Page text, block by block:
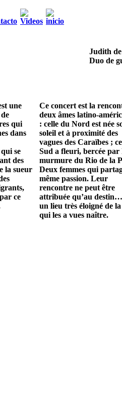
Judith
Duo de
une
qui
dans
se
des
la sueur
ce
Ce concert est la
deux âmes latino-
: celle du Nord est née
soleil et à proximité des
vagues des Caraïbes ;
Sud a fleuri, bercée par
murmure du Rio de la
Deux femmes qui
même passion. Leur
rencontre ne peut être
attribuée qu’au
un lieu très éloigné de
qui les a vues naître.